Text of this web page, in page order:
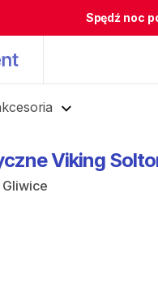
Spędź noc
Viking